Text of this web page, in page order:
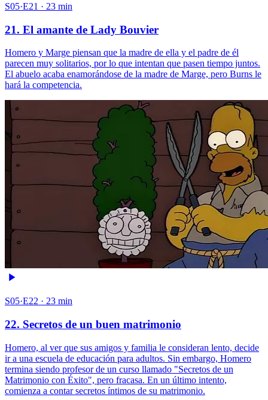
S05·E21 · 23 min
21. El amante de Lady Bouvier
Homero y Marge piensan que la madre de ella y el padre de él
parecen muy solitarios, por lo que intentan que pasen tiempo juntos.
El abuelo acaba enamorándose de la madre de Marge, pero Burns le
hará la competencia.
S05·E22 · 23 min
22. Secretos de un buen matrimonio
Homero, al ver que sus amigos y familia le consideran lento, decide
ir a una escuela de educación para adultos. Sin embargo, Homero
termina siendo profesor de un curso llamado "Secretos de un
Matrimonio con Éxito", pero fracasa. En un último intento,
comienza a contar secretos íntimos de su matrimonio.